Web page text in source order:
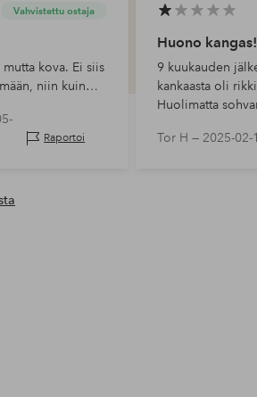
Vahvistettu ostaja
kova. Ei siis
niin kuin
Raportoi
Huono kangas!
9 kuukauden
kankaasta oli
Huolimatta
Tor H — 2025-02-